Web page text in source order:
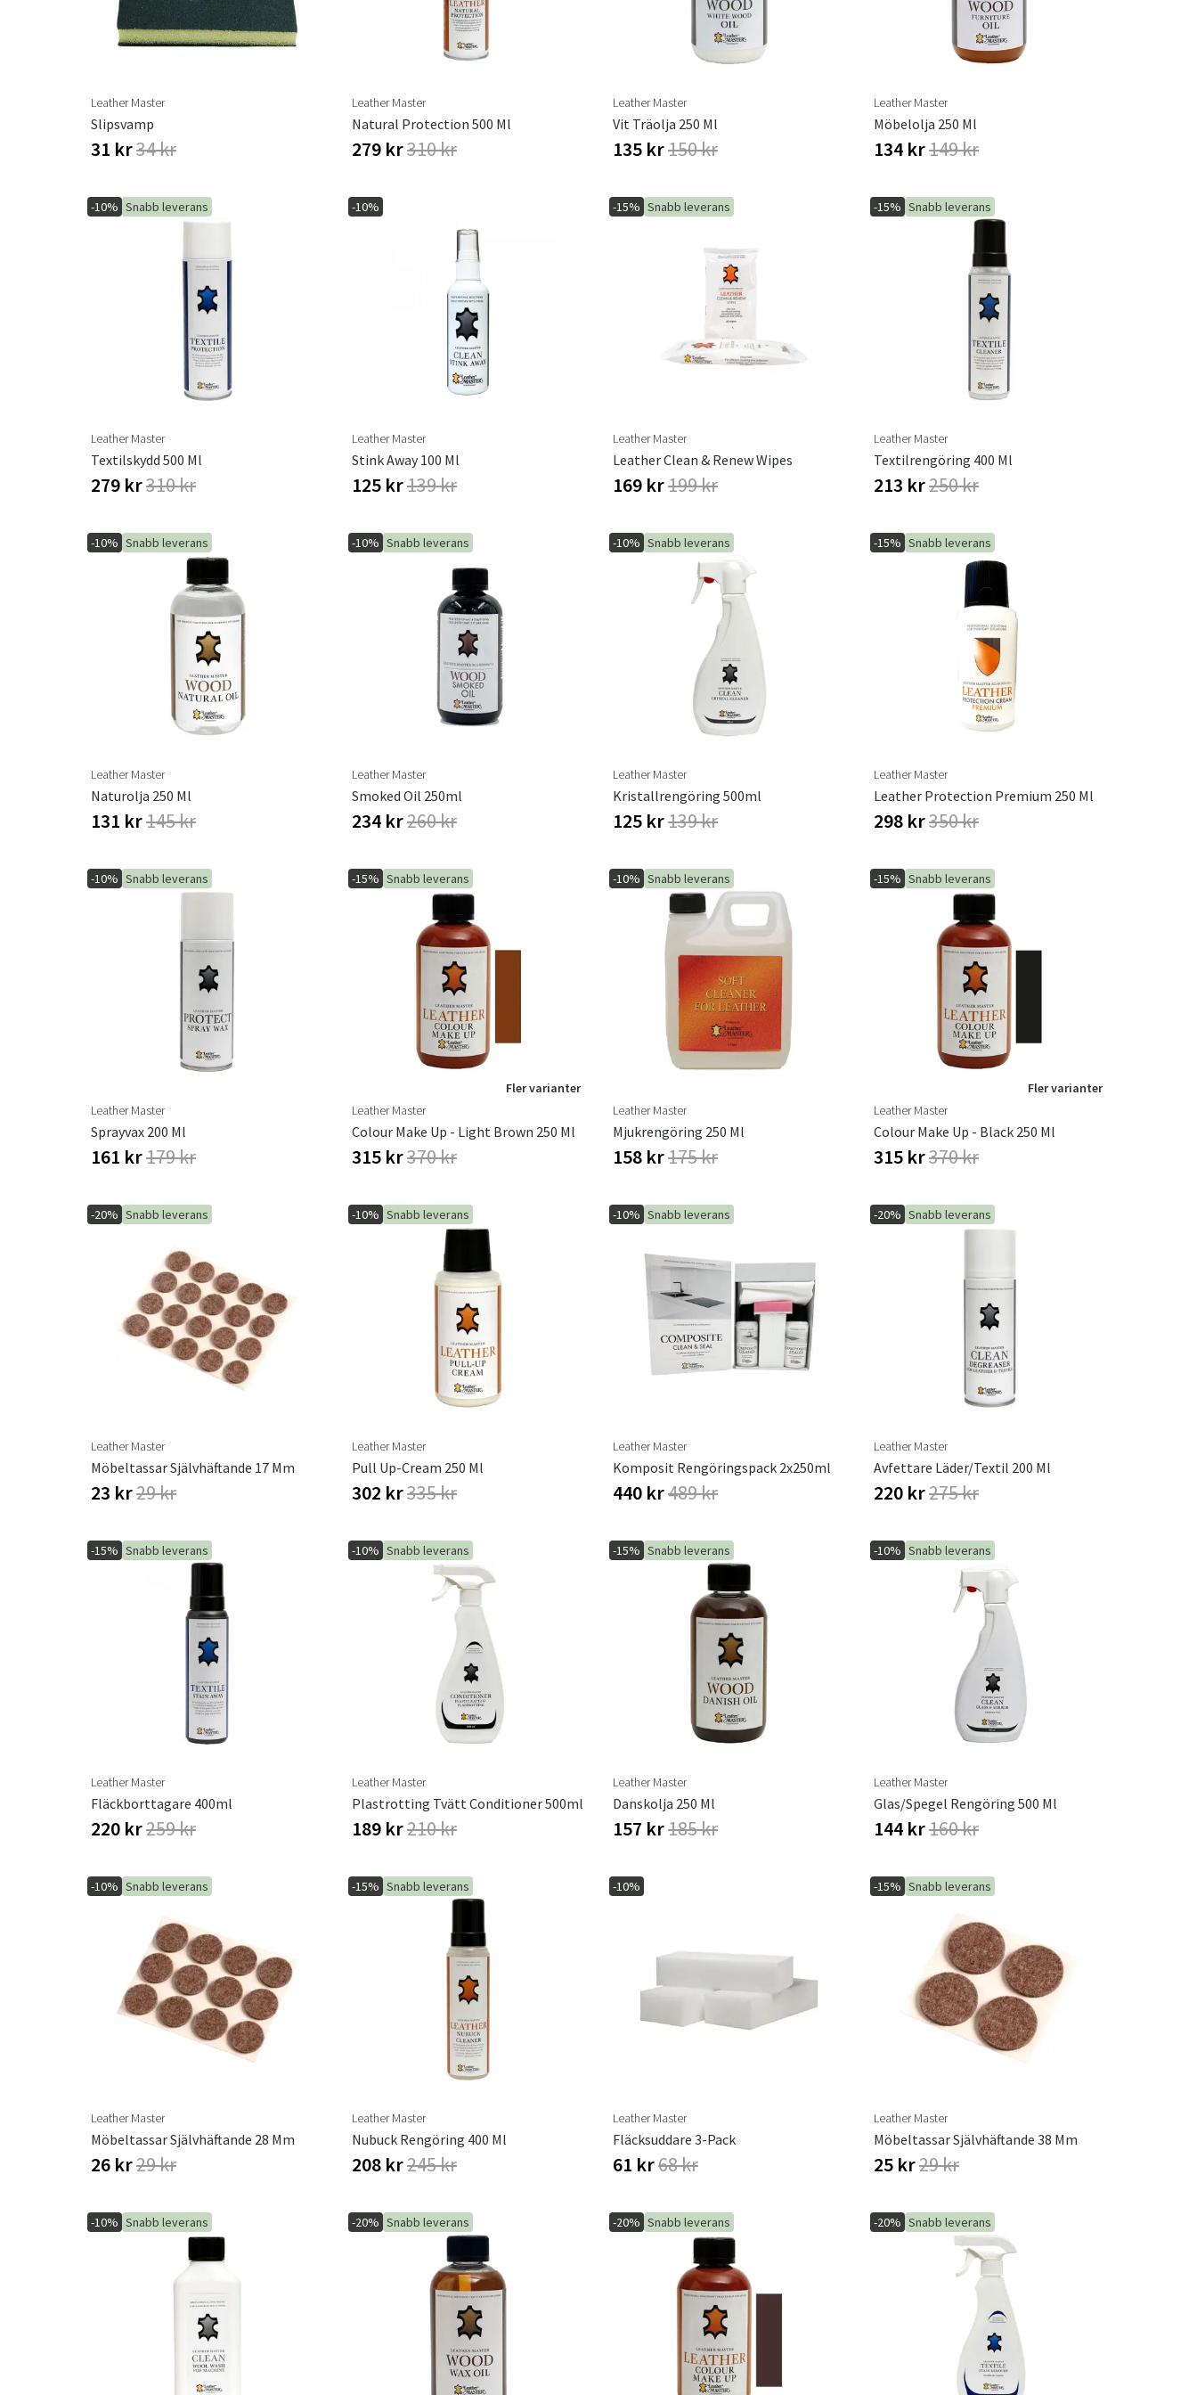
Sverige
Danmark
Norge
Suomi
Leather Master
Slipsvamp
31 kr34 kr
Leather Master
Natural Protection 500 Ml
279 kr310 kr
Leather Master
Vit Träolja 250 Ml
135 kr150 kr
Leather Master
Möbelolja 250 Ml
134 kr149 kr
-10% Snabb leverans
Leather Master
Textilskydd 500 Ml
279 kr310 kr
-10%
Leather Master
Stink Away 100 Ml
125 kr139 kr
-15% Snabb leverans
Leather Master
Leather Clean & Renew Wipes
169 kr199 kr
-15% Snabb leverans
Leather Master
Textilrengöring 400 Ml
213 kr250 kr
-10% Snabb leverans
Leather Master
Naturolja 250 Ml
131 kr145 kr
-10% Snabb leverans
Leather Master
Smoked Oil 250ml
234 kr260 kr
-10% Snabb leverans
Leather Master
Kristallrengöring 500ml
125 kr139 kr
-15% Snabb leverans
Leather Master
Leather Protection Premium 250 Ml
298 kr350 kr
-10% Snabb leverans
Leather Master
Sprayvax 200 Ml
161 kr179 kr
-15% Snabb leverans
Fler varianter
Leather Master
Colour Make Up - Light Brown 250 Ml
315 kr370 kr
-10% Snabb leverans
Leather Master
Mjukrengöring 250 Ml
158 kr175 kr
-15% Snabb leverans
Fler varianter
Leather Master
Colour Make Up - Black 250 Ml
315 kr370 kr
-20% Snabb leverans
Leather Master
Möbeltassar Självhäftande 17 Mm
23 kr29 kr
-10% Snabb leverans
Leather Master
Pull Up-Cream 250 Ml
302 kr335 kr
-10% Snabb leverans
Leather Master
Komposit Rengöringspack 2x250ml
440 kr489 kr
-20% Snabb leverans
Leather Master
Avfettare Läder/textil 200 Ml
220 kr275 kr
-15% Snabb leverans
Leather Master
Fläckborttagare 400ml
220 kr259 kr
-10% Snabb leverans
Leather Master
Plastrotting Tvätt Conditioner 500ml
189 kr210 kr
-15% Snabb leverans
Leather Master
Danskolja 250 Ml
157 kr185 kr
-10% Snabb leverans
Leather Master
Glas/spegel Rengöring 500 Ml
144 kr160 kr
-10% Snabb leverans
Leather Master
Möbeltassar Självhäftande 28 Mm
26 kr29 kr
-15% Snabb leverans
Leather Master
Nubuck Rengöring 400 Ml
208 kr245 kr
-10%
Leather Master
Fläcksuddare 3-Pack
61 kr68 kr
-15% Snabb leverans
Leather Master
Möbeltassar Självhäftande 38 Mm
25 kr29 kr
-10% Snabb leverans -20% Snabb leverans -20% Snabb leverans -20% Snabb leverans